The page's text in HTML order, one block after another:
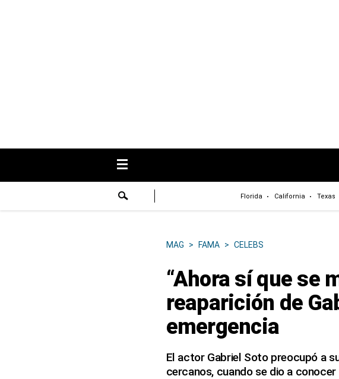
Florida California Texas
MAG > FAMA > CELEBS
“Ahora sí que se
reaparición de
emergencia
El actor Gabriel Soto preocupó a
cercanos, cuando se dio a